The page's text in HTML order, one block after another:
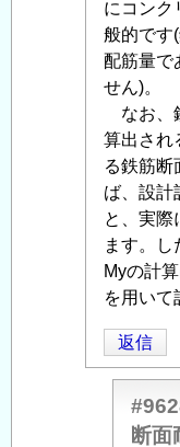
ク
リ
ー
ト
断
面
耐
力、
応
力
度
つ
い
」
にコンク
般的です
配筋量で
せん)。
なお、
算出され
る鉄筋断
ば、設計
と、実際
ます。
Myの計
を用いて
返信
断面